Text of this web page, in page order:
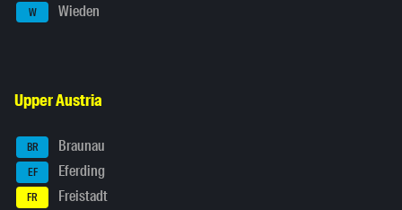
W Wieden
Upper Austria
BR Braunau
EF Eferding
FR Freistadt